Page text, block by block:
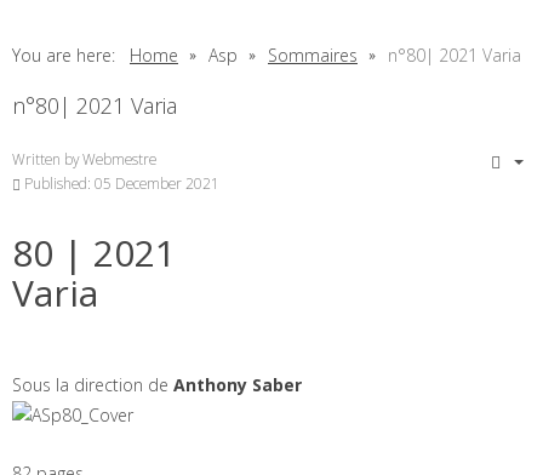
You are here: Home Asp Sommaires n°80| 2021 Varia
n°80| 2021 Varia
Written byWebmestre
Published: 05 December 2021
80 | 2021
Varia
Sous la direction de Anthony Saber